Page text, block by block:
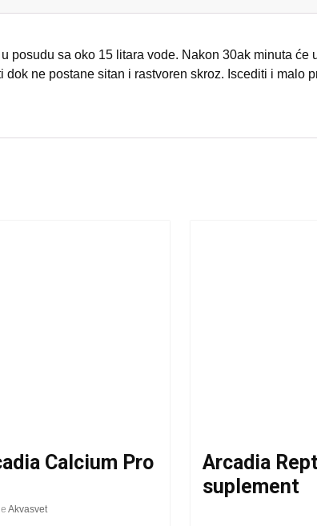
posudu sa oko 15 litara vode. Nakon 30ak minuta će
ne postane sitan i rastvoren skroz. Iscediti i malo
Calcium Pro
Akvasvet
Arcadia
suplement